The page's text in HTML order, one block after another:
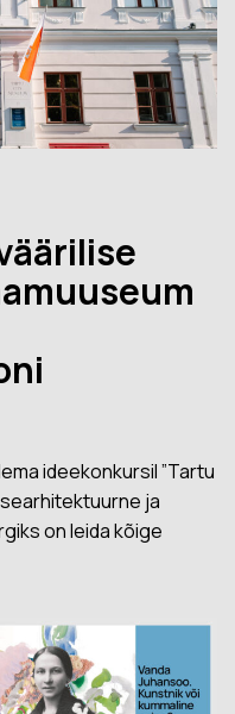
ideekonkursil ”Tartu
ja
on leida kõige